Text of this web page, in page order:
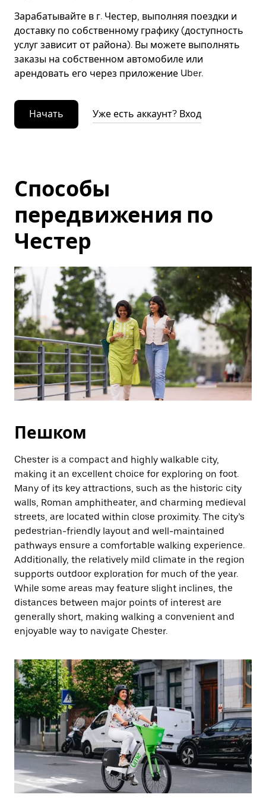
Зарабатывайте в г. Честер, выполняя поездки и
доставку по собственному графику (доступность
услуг зависит от района). Вы можете выполнять
заказы на собственном автомобиле или
арендовать его через приложение Uber.
Начать Уже есть аккаунт? Вход
Способы
передвижения по
Честер
Пешком
Chester is a compact and highly walkable city,
making it an excellent choice for exploring on foot.
Many of its key attractions, such as the historic city
walls, Roman amphitheater, and charming medieval
streets, are located within close proximity. The city’s
pedestrian-friendly layout and well-maintained
pathways ensure a comfortable walking experience.
Additionally, the relatively mild climate in the region
supports outdoor exploration for much of the year.
While some areas may feature slight inclines, the
distances between major points of interest are
generally short, making walking a convenient and
enjoyable way to navigate Chester.